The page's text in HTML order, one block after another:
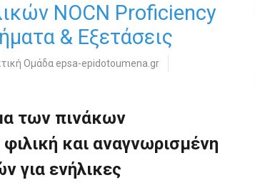
NOCN Proficiency
& Εξετάσεις
Ομάδα epsa-epidotoumena.gr
των πινάκων
και αναγνωρισμένη
για ενήλικες